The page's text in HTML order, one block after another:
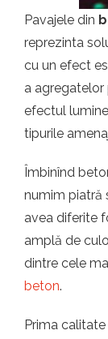
Pavajele din
reprezinta
cu un efect
a
efectul
tipurile
Îmbinînd
numim piatră
avea diferite
amplă de
dintre cele
beton.
Prima